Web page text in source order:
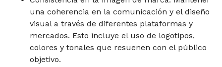
una coherencia en la comunicación y el diseño
visual a través de diferentes plataformas y
mercados. Esto incluye el uso de logotipos,
colores y tonales que resuenen con el público
objetivo.